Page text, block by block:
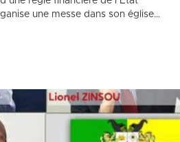
une messe dans son église…